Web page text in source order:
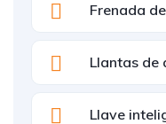
Frenada
Llantas de
Llave